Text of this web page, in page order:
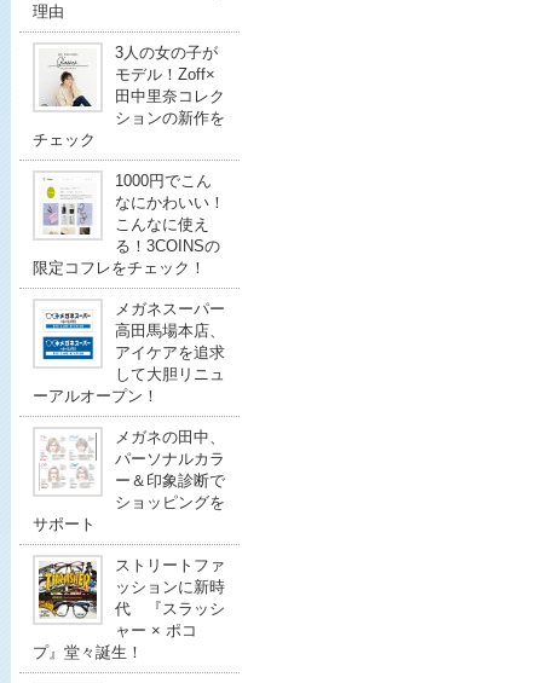
理由
3人の女の子が
モデル！Zoff×
田中里奈コレク
ションの新作を
チェック
1000円でこん
なにかわいい！
こんなに使え
る！3COINSの
限定コフレをチェック！
メガネスーパー
高田馬場本店、
アイケアを追求
して大胆リニュ
ーアルオープン！
メガネの田中、
パーソナルカラ
ー＆印象診断で
ショッピングを
サポート
ストリートファ
ッションに新時
代 『スラッシ
ャー × ポコ
プ』堂々誕生！